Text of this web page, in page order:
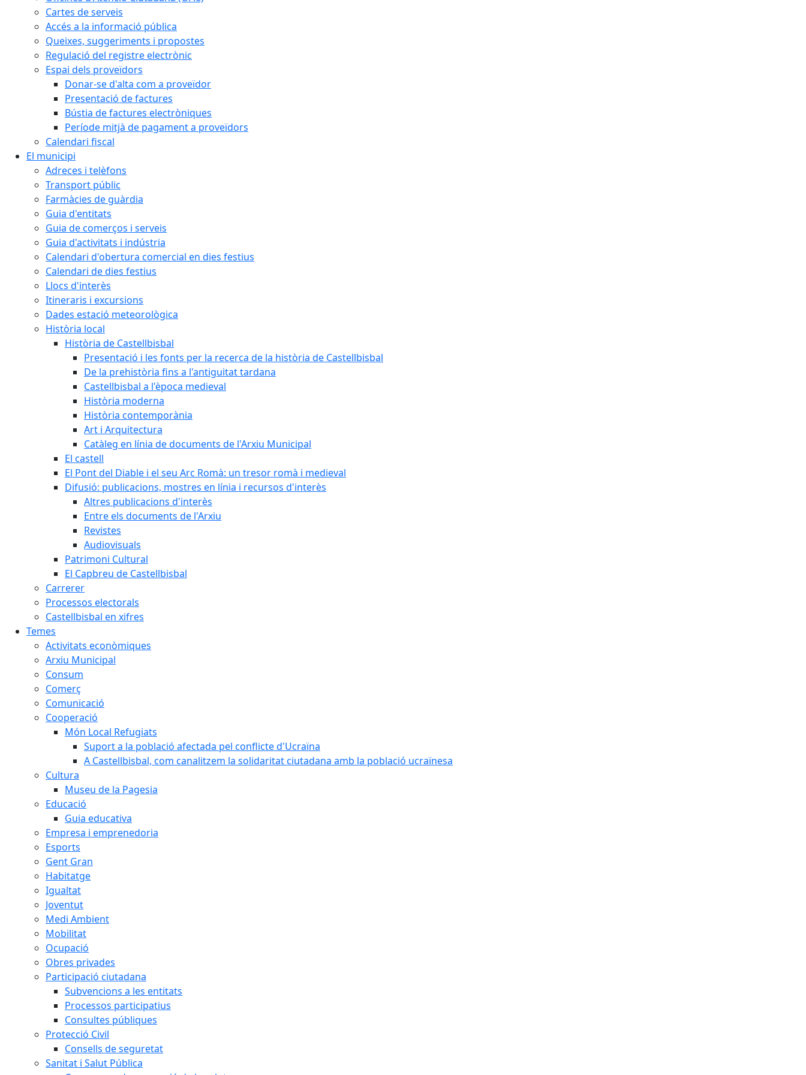
Cartes de serveis
Accés a la informació pública
Queixes, suggeriments i propostes
Regulació del registre electrònic
Espai dels proveïdors
Donar-se d'alta com a proveïdor
Presentació de factures
Bústia de factures electròniques
Període mitjà de pagament a proveïdors
Calendari fiscal
El municipi
Adreces i telèfons
Transport públic
Farmàcies de guàrdia
Guia d'entitats
Guia de comerços i serveis
Guia d'activitats i indústria
Calendari d'obertura comercial en dies festius
Calendari de dies festius
Llocs d'interès
Itineraris i excursions
Dades estació meteorològica
Història local
Història de Castellbisbal
Presentació i les fonts per la recerca de la història de Castellbisbal
De la prehistòria fins a l'antiguitat tardana
Castellbisbal a l'època medieval
Història moderna
Història contemporània
Art i Arquitectura
Catàleg en línia de documents de l'Arxiu Municipal
El castell
El Pont del Diable i el seu Arc Romà: un tresor romà i medieval
Difusió: publicacions, mostres en línia i recursos d'interès
Altres publicacions d'interès
Entre els documents de l'Arxiu
Revistes
Audiovisuals
Patrimoni Cultural
El Capbreu de Castellbisbal
Carrerer
Processos electorals
Castellbisbal en xifres
Temes
Activitats econòmiques
Arxiu Municipal
Consum
Comerç
Comunicació
Cooperació
Món Local Refugiats
Suport a la població afectada pel conflicte d'Ucraïna
A Castellbisbal, com canalitzem la solidaritat ciutadana amb la població ucraïnesa
Cultura
Museu de la Pagesia
Educació
Guia educativa
Empresa i emprenedoria
Esports
Gent Gran
Habitatge
Igualtat
Joventut
Medi Ambient
Mobilitat
Ocupació
Obres privades
Participació ciutadana
Subvencions a les entitats
Processos participatius
Consultes públiques
Protecció Civil
Consells de seguretat
Sanitat i Salut Pública